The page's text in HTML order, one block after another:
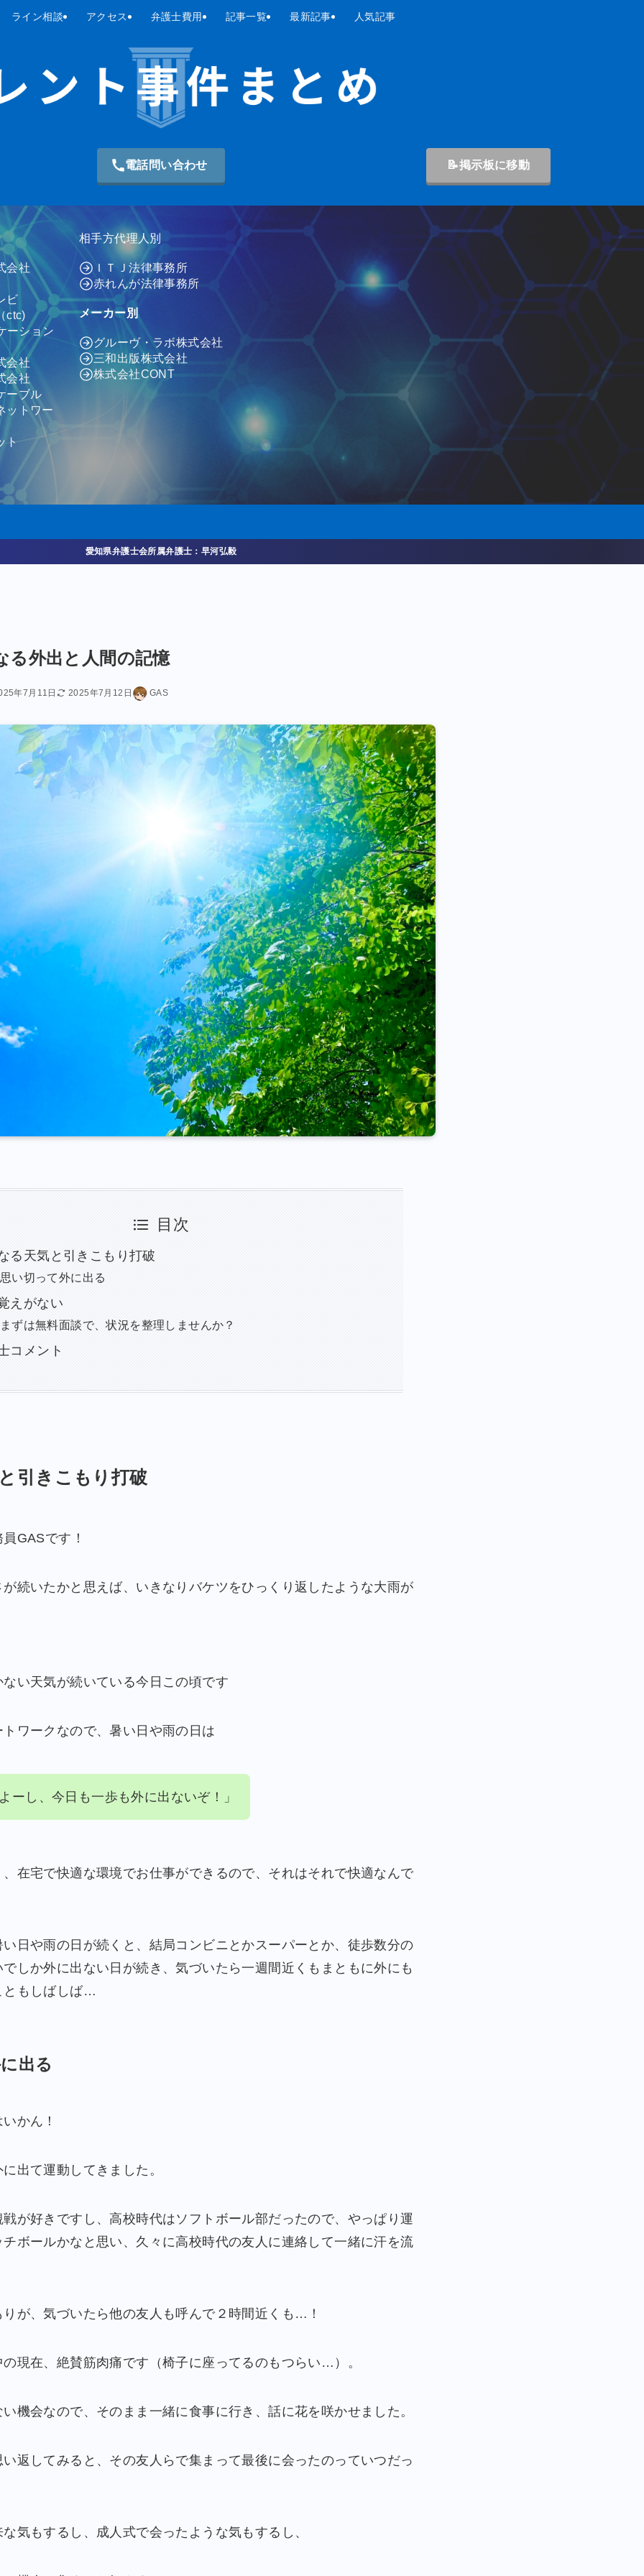
ライン相談 アクセス 弁護士費用 記事一覧 最新記事 人気記事
電話問い合わせ 📝掲示板に移動
会社
ビ
ctc)
ーション
会社
会社
ーブル
ットワー
ト
相手方代理人別
ＩＴＪ法律事務所
赤れんが法律事務所
メーカー別
グルーヴ・ラボ株式会社
三和出版株式会社
株式会社CONT
愛知県弁護士会所属弁護士：早河弘毅
る外出と人間の記憶
年7月11日 2025年7月12日 GAS
目次
る天気と引きこもり打破
思い切って外に出る
えがない
まずは無料面談で、状況を整理しませんか？
コメント
引きこもり打破
GASです！
続いたかと思えば、いきなりバケツをひっくり返したような大雨が
い天気が続いている今日この頃です
ワークなので、暑い日や雨の日は
ーし、今日も一歩も外に出ないぞ！」
在宅で快適な環境でお仕事ができるので、それはそれで快適なんで
日や雨の日が続くと、結局コンビニとかスーパーとか、徒歩数分の
しか外に出ない日が続き、気づいたら一週間近くもまともに外にも
ともしばしば…
出る
かん！
出て運動してきました。
が好きですし、高校時代はソフトボール部だったので、やっぱり運
ボールかなと思い、久々に高校時代の友人に連絡して一緒に汗を流
が、気づいたら他の友人も呼んで２時間近くも…！
現在、絶賛筋肉痛です（椅子に座ってるのもつらい…）。
機会なので、そのまま一緒に食事に行き、話に花を咲かせました。
返してみると、その友人らで集まって最後に会ったのっていつだっ
気もするし、成人式で会ったような気もするし、